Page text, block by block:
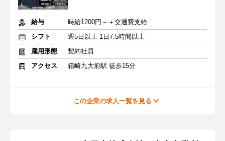
給与
時給1200円～＋交通費支給
シフト
週5日以上 1日7.5時間以上
雇用形態
契約社員
アクセス
箱崎九大前駅 徒歩15分
この企業の求人一覧を見る